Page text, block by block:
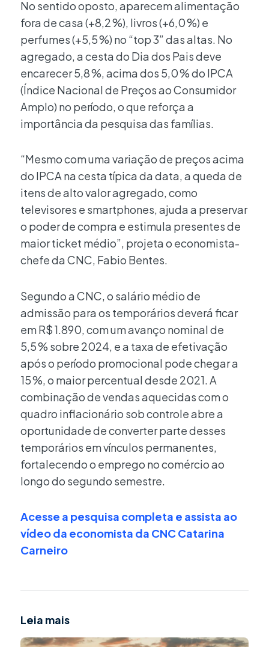
No sentido oposto, aparecem alimentação
fora de casa (+8,2 %), livros (+6,0 %) e
perfumes (+5,5 %) no “top 3” das altas. No
agregado, a cesta do Dia dos Pais deve
encarecer 5,8 %, acima dos 5,0 % do IPCA
(Índice Nacional de Preços ao Consumidor
Amplo) no período, o que reforça a
importância da pesquisa das famílias.
“Mesmo com uma variação de preços acima
do IPCA na cesta típica da data, a queda de
itens de alto valor agregado, como
televisores e smartphones, ajuda a preservar
o poder de compra e estimula presentes de
maior ticket médio”, projeta o economista-
chefe da CNC, Fabio Bentes.
Segundo a CNC, o salário médio de
admissão para os temporários deverá ficar
em R$ 1.890, com um avanço nominal de
5,5 % sobre 2024, e a taxa de efetivação
após o período promocional pode chegar a
15 %, o maior percentual desde 2021. A
combinação de vendas aquecidas com o
quadro inflacionário sob controle abre a
oportunidade de converter parte desses
temporários em vínculos permanentes,
fortalecendo o emprego no comércio ao
longo do segundo semestre.
Acesse a pesquisa completa e assista ao
vídeo da economista da CNC Catarina
Carneiro
Leia mais